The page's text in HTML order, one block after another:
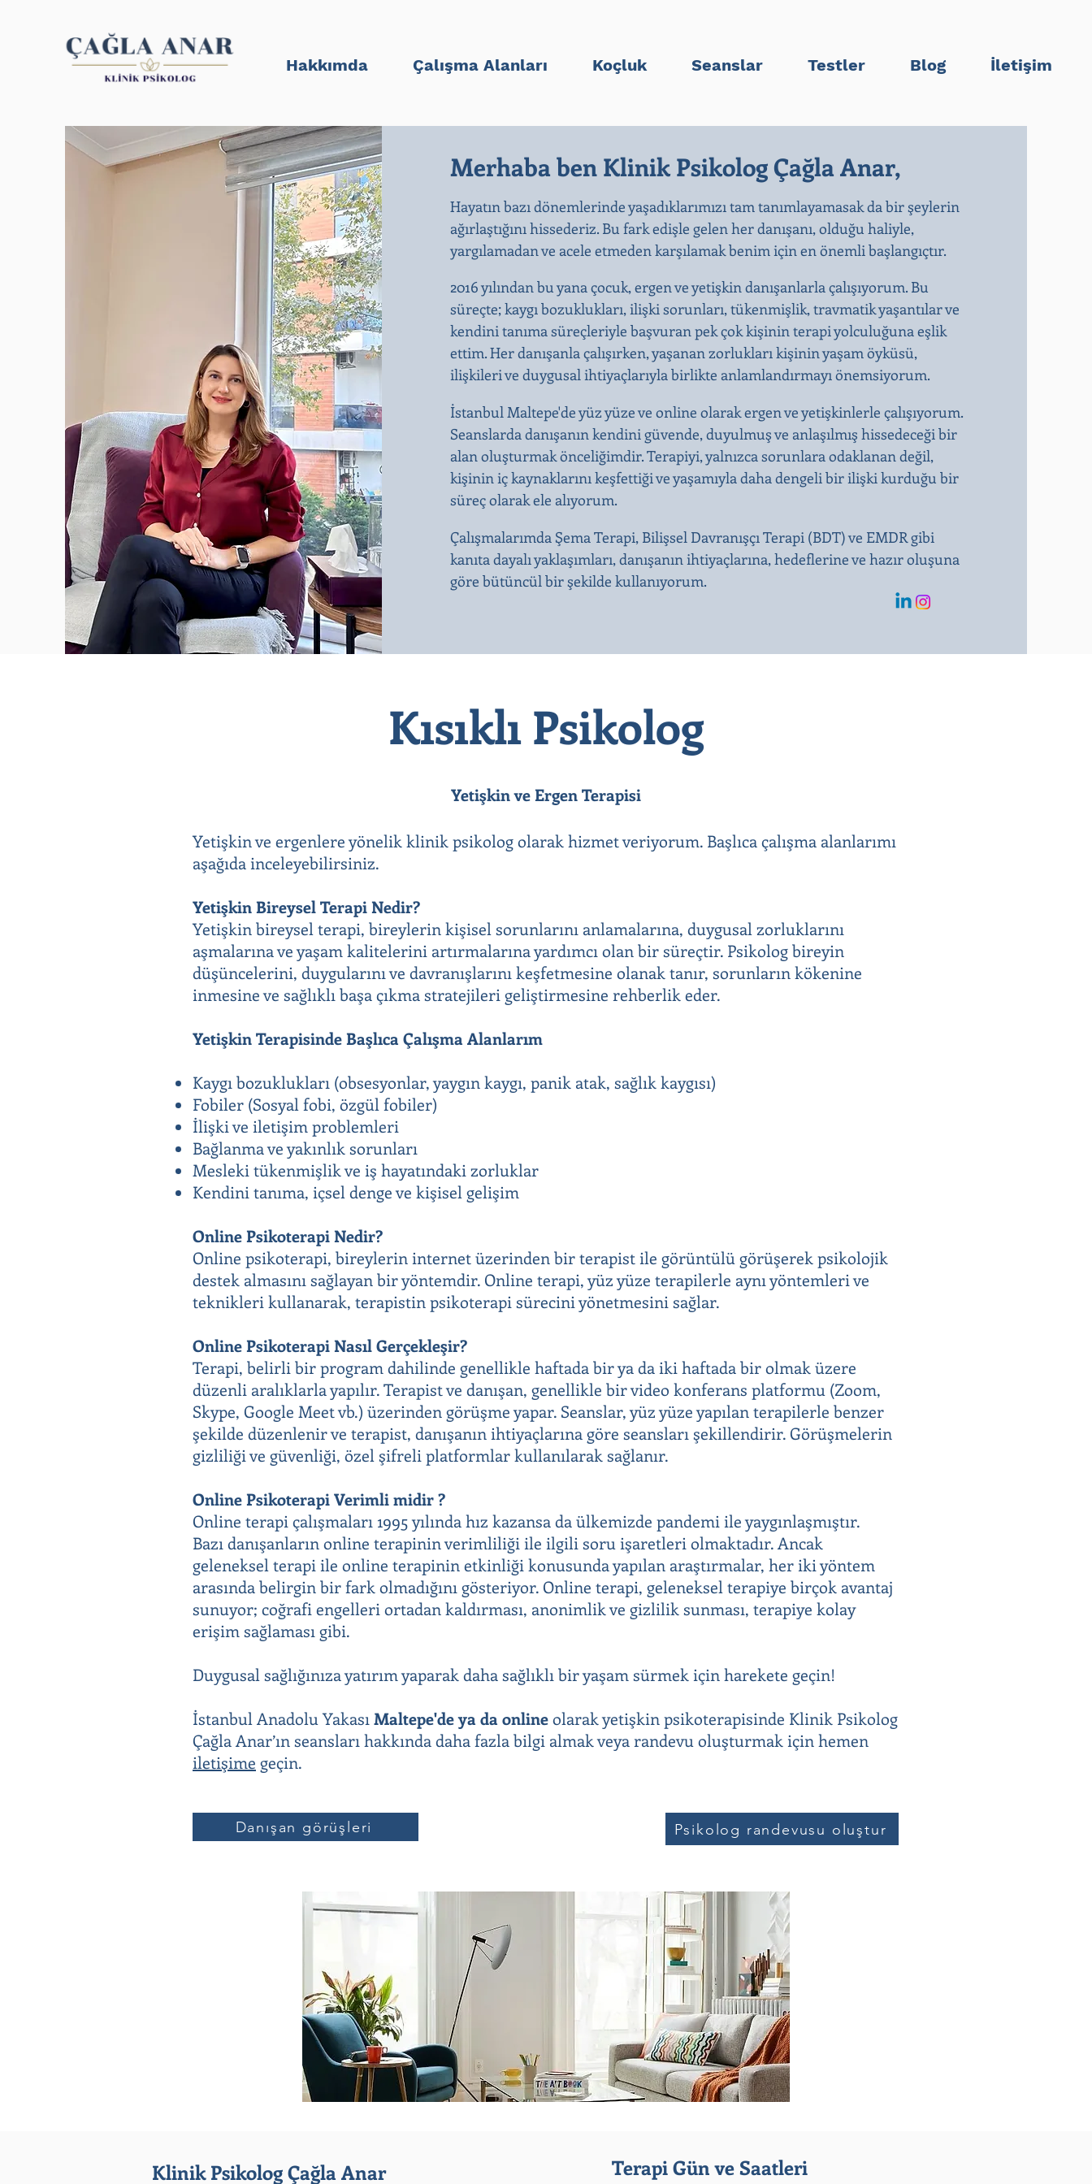
Hakkımda Çalışma Alanları Koçluk Seanslar Testler Blog İletişim
Merhaba ben Klinik Psikolog Çağla Anar,
Hayatın bazı dönemlerinde yaşadıklarımızı tam tanımlayamasak da bir şeylerin
ağırlaştığını hissederiz. Bu fark edişle gelen her danışanı, olduğu haliyle,
yargılamadan ve acele etmeden karşılamak benim için en önemli başlangıçtır.​
2016 yılından bu yana çocuk, ergen ve yetişkin danışanlarla çalışıyorum. Bu
süreçte; kaygı bozuklukları, ilişki sorunları, tükenmişlik, travmatik yaşantılar ve
kendini tanıma süreçleriyle başvuran pek çok kişinin terapi yolculuğuna eşlik
ettim. Her danışanla çalışırken, yaşanan zorlukları kişinin yaşam öyküsü,
ilişkileri ve duygusal ihtiyaçlarıyla birlikte anlamlandırmayı önemsiyorum.
İstanbul Maltepe'de yüz yüze ve online olarak ergen ve yetişkinlerle çalışıyorum.
Seanslarda danışanın kendini güvende, duyulmuş ve anlaşılmış hissedeceği bir
alan oluşturmak önceliğimdir. Terapiyi, yalnızca sorunlara odaklanan değil,
kişinin iç kaynaklarını keşfettiği ve yaşamıyla daha dengeli bir ilişki kurduğu bir
süreç olarak ele alıyorum.
Çalışmalarımda Şema Terapi, Bilişsel Davranışçı Terapi (BDT) ve EMDR gibi
kanıta dayalı yaklaşımları, danışanın ihtiyaçlarına, hedeflerine ve hazır oluşuna
göre bütüncül bir şekilde kullanıyorum.
Kısıklı Psikolog
Yetişkin ve Ergen Terapisi
Yetişkin ve ergenlere yönelik klinik psikolog olarak hizmet veriyorum. Başlıca çalışma alanlarımı
aşağıda inceleyebilirsiniz.
Yetişkin Bireysel Terapi Nedir?
Yetişkin bireysel terapi, bireylerin kişisel sorunlarını anlamalarına, duygusal zorluklarını
aşmalarına ve yaşam kalitelerini artırmalarına yardımcı olan bir süreçtir. Psikolog bireyin
düşüncelerini, duygularını ve davranışlarını keşfetmesine olanak tanır, sorunların kökenine
inmesine ve sağlıklı başa çıkma stratejileri geliştirmesine rehberlik eder.
Yetişkin Terapisinde Başlıca Çalışma Alanlarım
Kaygı bozuklukları (obsesyonlar, yaygın kaygı, panik atak, sağlık kaygısı)
Fobiler (Sosyal fobi, özgül fobiler)
İlişki ve iletişim problemleri
Bağlanma ve yakınlık sorunları
Mesleki tükenmişlik ve iş hayatındaki zorluklar
Kendini tanıma, içsel denge ve kişisel gelişim
Online Psikoterapi Nedir?
Online psikoterapi, bireylerin internet üzerinden bir terapist ile görüntülü görüşerek psikolojik
destek almasını sağlayan bir yöntemdir. Online terapi, yüz yüze terapilerle aynı yöntemleri ve
teknikleri kullanarak, terapistin psikoterapi sürecini yönetmesini sağlar.
Online Psikoterapi Nasıl Gerçekleşir?
Terapi, belirli bir program dahilinde genellikle haftada bir ya da iki haftada bir olmak üzere
düzenli aralıklarla yapılır. Terapist ve danışan, genellikle bir video konferans platformu (Zoom,
Skype, Google Meet vb.) üzerinden görüşme yapar. Seanslar, yüz yüze yapılan terapilerle benzer
şekilde düzenlenir ve terapist, danışanın ihtiyaçlarına göre seansları şekillendirir. Görüşmelerin
gizliliği ve güvenliği, özel şifreli platformlar kullanılarak sağlanır.
Online Psikoterapi Verimli midir ?
Online terapi çalışmaları 1995 yılında hız kazansa da ülkemizde pandemi ile yaygınlaşmıştır.
Bazı danışanların online terapinin verimliliği ile ilgili soru işaretleri olmaktadır. Ancak
geleneksel terapi ile online terapinin etkinliği konusunda yapılan araştırmalar, her iki yöntem
arasında belirgin bir fark olmadığını gösteriyor. Online terapi, geleneksel terapiye birçok avantaj
sunuyor; coğrafi engelleri ortadan kaldırması, anonimlik ve gizlilik sunması, terapiye kolay
erişim sağlaması gibi.
Duygusal sağlığınıza yatırım yaparak daha sağlıklı bir yaşam sürmek için harekete geçin!
İstanbul Anadolu Yakası Maltepe'deya da onlineolarak yetişkin psikoterapisinde Klinik Psikolog
Çağla Anar’ın seansları hakkında daha fazla bilgi almak veya randevu oluşturmak için hemen
iletişime geçin.
Danışan görüşleri Psikolog randevusu oluştur
Klinik Psikolog Çağla Anar Terapi Gün ve Saatleri